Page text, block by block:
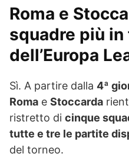
Roma e
squadre più in
dell’Europa
Sì. A partire dalla 4ª
Roma e Stoccarda
ristretto di cinque
tutte e tre le partite
del torneo.